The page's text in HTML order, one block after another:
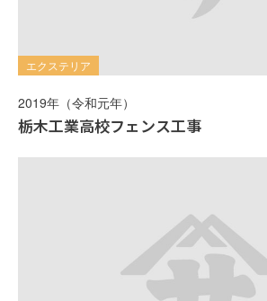
エクステリア
2019年（令和元年）
栃木工業高校フェンス工事